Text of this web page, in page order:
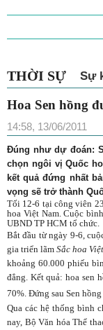
THỜI SỰ Sự
Hoa Sen hồng
14:58, 13/06/2011
Đúng như dự đoán:
chọn ngôi vị Quốc
kết quả đứng nhất
vọng sẽ trở thành
Tối 12-6 tại công viên
hoa Việt Nam. Cuộc
UBND TP HCM tổ chức.
Bắt đầu từ ngày 9-6,
gia triển lãm Sắc hoa Việt
khoảng 60.000 phiếu
đẳng. Kết quả: hoa sen
70%. Đứng sau Sen
Qua các hệ thống bình
nay, Bộ Văn hóa Thể